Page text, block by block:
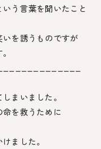
う言葉を聞いたこと
を誘うものですが
まいました。
を救うために
ました。